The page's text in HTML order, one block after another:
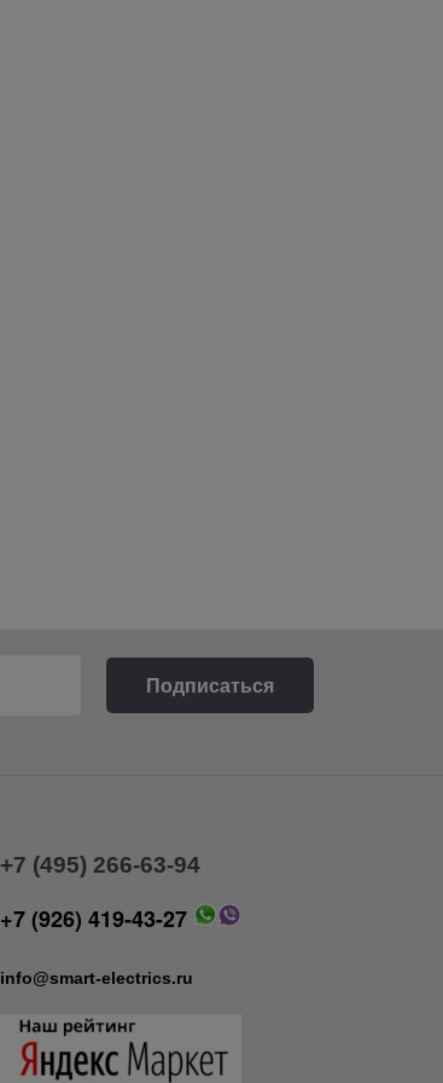
+7 (495) 266-63-94
+7 (926) 419-43-27
info@smart-electrics.ru